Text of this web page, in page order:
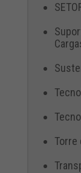
Torre